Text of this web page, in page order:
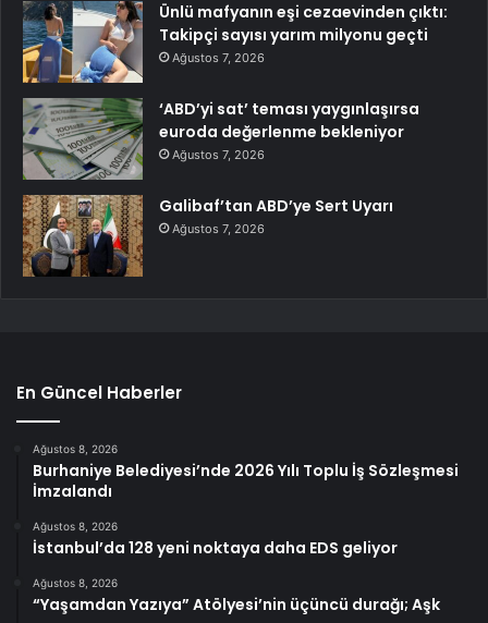
Ünlü mafyanın eşi cezaevinden çıktı:
Takipçi sayısı yarım milyonu geçti
Ağustos 7, 2026
‘ABD’yi sat’ teması yaygınlaşırsa
euroda değerlenme bekleniyor
Ağustos 7, 2026
Galibaf’tan ABD’ye Sert Uyarı
Ağustos 7, 2026
En Güncel Haberler
Ağustos 8, 2026
Burhaniye Belediyesi’nde 2026 Yılı Toplu İş Sözleşmesi
İmzalandı
Ağustos 8, 2026
İstanbul’da 128 yeni noktaya daha EDS geliyor
Ağustos 8, 2026
“Yaşamdan Yazıya” Atölyesi’nin üçüncü durağı; Aşk